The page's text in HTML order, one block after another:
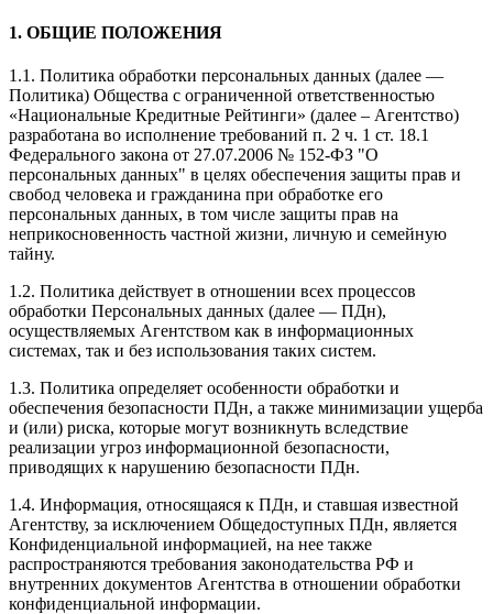
1. ОБЩИЕ ПОЛОЖЕНИЯ
1.1. Политика обработки персональных данных (далее —
Политика) Общества с ограниченной ответственностью
«Национальные Кредитные Рейтинги» (далее – Агентство)
разработана во исполнение требований п. 2 ч. 1 ст. 18.1
Федерального закона от 27.07.2006 № 152-ФЗ "О
персональных данных" в целях обеспечения защиты прав и
свобод человека и гражданина при обработке его
персональных данных, в том числе защиты прав на
неприкосновенность частной жизни, личную и семейную
тайну.
1.2. Политика действует в отношении всех процессов
обработки Персональных данных (далее — ПДн),
осуществляемых Агентством как в информационных
системах, так и без использования таких систем.
1.3. Политика определяет особенности обработки и
обеспечения безопасности ПДн, а также минимизации ущерба
и (или) риска, которые могут возникнуть вследствие
реализации угроз информационной безопасности,
приводящих к нарушению безопасности ПДн.
1.4. Информация, относящаяся к ПДн, и ставшая известной
Агентству, за исключением Общедоступных ПДн, является
Конфиденциальной информацией, на нее также
распространяются требования законодательства РФ и
внутренних документов Агентства в отношении обработки
конфиденциальной информации.